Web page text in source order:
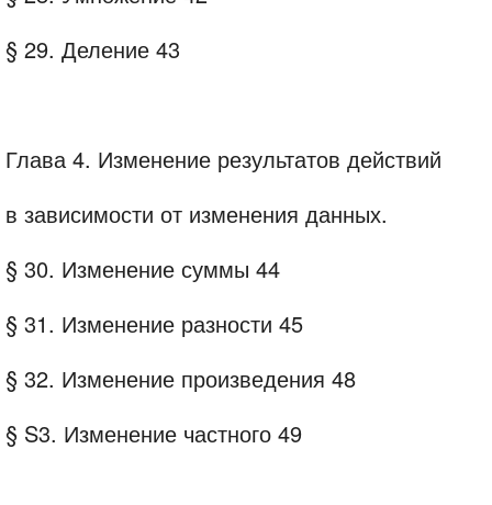
§ 29. Деление 43
Глава 4. Изменение результатов действий
в зависимости от изменения данных.
§ 30. Изменение суммы 44
§ 31. Изменение разности 45
§ 32. Изменение произведения 48
§ S3. Изменение частного 49